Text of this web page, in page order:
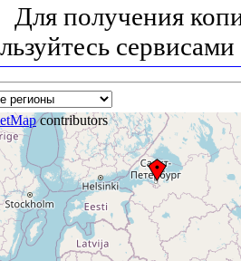
Для получения
сервисами
contributors